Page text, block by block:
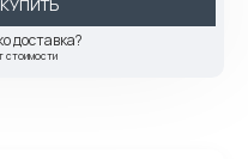
доставка?
стоимости